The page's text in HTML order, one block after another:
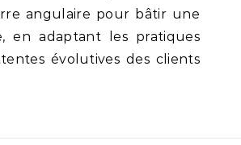
angulaire pour bâtir une
en adaptant les pratiques
évolutives des clients